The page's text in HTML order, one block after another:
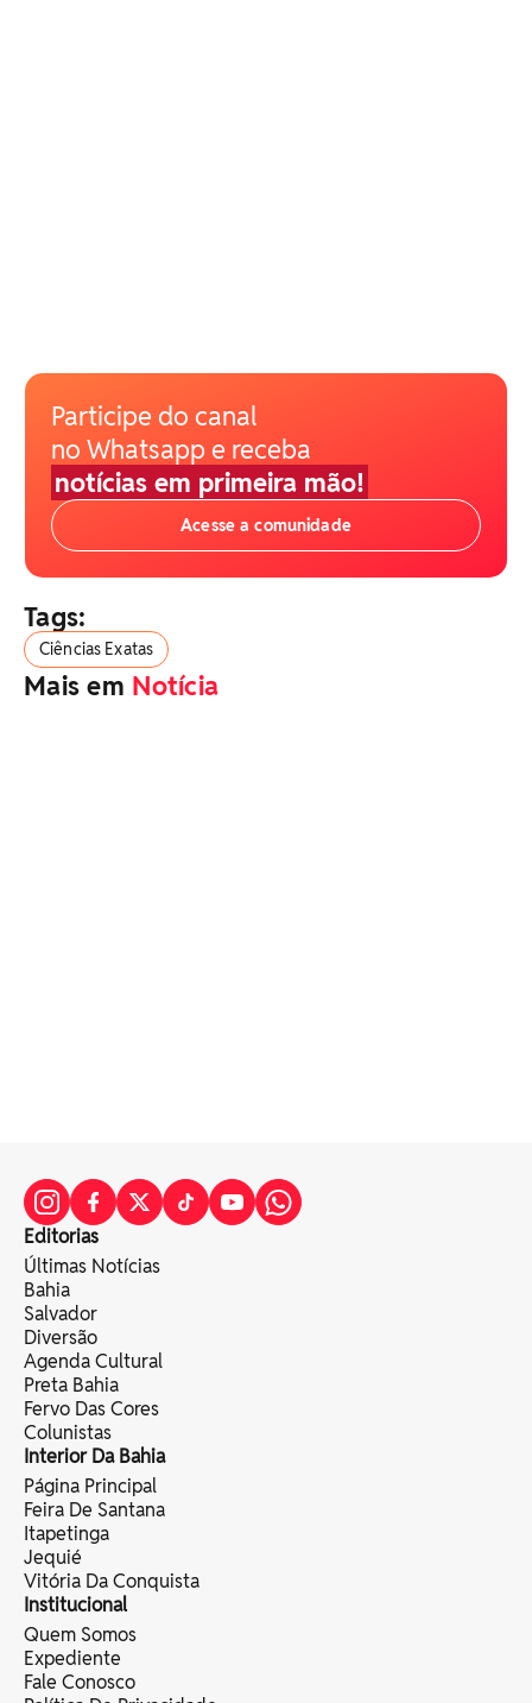
Participe do canal
no Whatsapp e receba
notícias em primeira mão!
Acesse a comunidade
Tags:
Ciências Exatas
Mais em Notícia
Editorias
Últimas Notícias
Bahia
Salvador
Diversão
Agenda Cultural
Preta Bahia
Fervo Das Cores
Colunistas
Interior Da Bahia
Página Principal
Feira De Santana
Itapetinga
Jequié
Vitória Da Conquista
Institucional
Quem Somos
Expediente
Fale Conosco